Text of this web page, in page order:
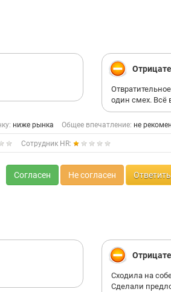
один смех. Всё
ниже рынка Общее впечатление: не
Сотрудник HR:
Согласен Не согласен Ответить
Сходила на
Сделали